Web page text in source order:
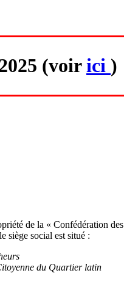
(voirici )
de la « Confédération des
siège social est situé :
du Quartier latin